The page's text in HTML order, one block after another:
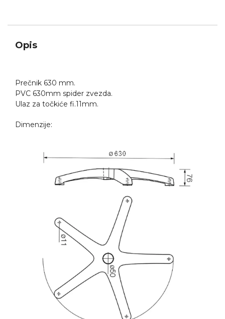
Opis
Prečnik 630 mm.
PVC 630mm spider zvezda.
Ulaz za točkiće fi.11mm.
Dimenzije: